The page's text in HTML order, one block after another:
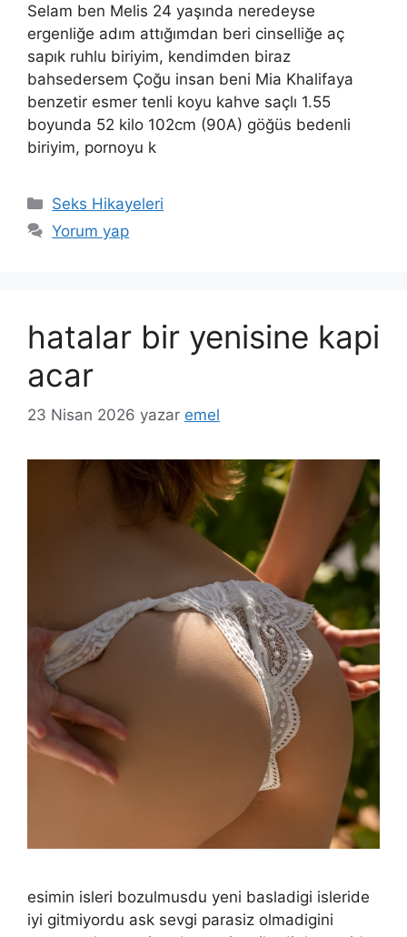
Selam ben Melis 24 yaşında neredeyse
ergenliğe adım attığımdan beri cinselliğe aç
sapık ruhlu biriyim, kendimden biraz
bahsedersem Çoğu insan beni Mia Khalifaya
benzetir esmer tenli koyu kahve saçlı 1.55
boyunda 52 kilo 102cm (90A) göğüs bedenli
biriyim, pornoyu k
Kategoriler
Seks Hikayeleri
Yorum yap
hatalar bir yenisine kapi
acar
23 Nisan 2026 yazar emel
esimin isleri bozulmusdu yeni basladigi isleride
iyi gitmiyordu ask sevgi parasiz olmadigini